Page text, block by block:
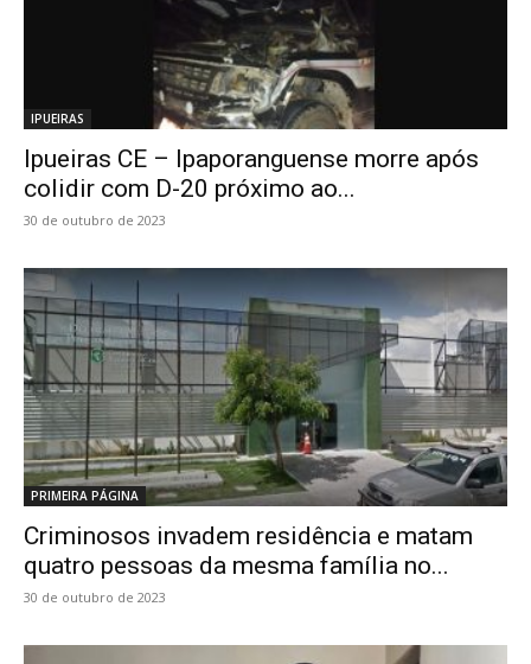
IPUEIRAS
Ipueiras CE – Ipaporanguense morre após
colidir com D-20 próximo ao...
30 de outubro de 2023
PRIMEIRA PÁGINA
Criminosos invadem residência e matam
quatro pessoas da mesma família no...
30 de outubro de 2023